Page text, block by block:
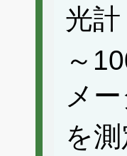
光
～
メ
を測